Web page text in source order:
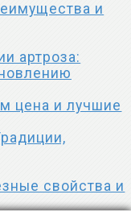
и
артроза:
цена и лучшие
свойства и